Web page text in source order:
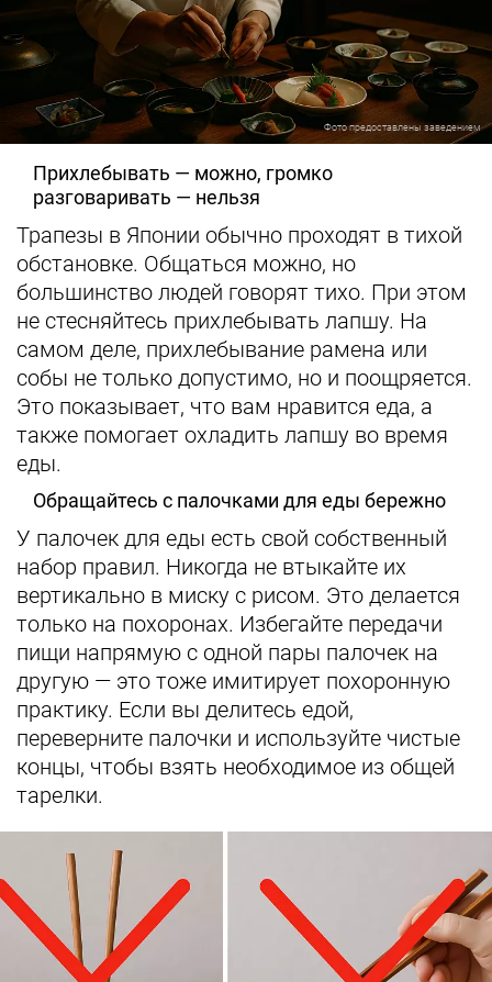
Фото предоставлены заведением
Прихлебывать — можно, громко
разговаривать — нельзя
Трапезы в Японии обычно проходят в тихой
обстановке. Общаться можно, но
большинство людей говорят тихо. При этом
не стесняйтесь прихлебывать лапшу. На
самом деле, прихлебывание рамена или
собы не только допустимо, но и поощряется.
Это показывает, что вам нравится еда, а
также помогает охладить лапшу во время
еды.
Обращайтесь с палочками для еды бережно
У палочек для еды есть свой собственный
набор правил. Никогда не втыкайте их
вертикально в миску с рисом. Это делается
только на похоронах. Избегайте передачи
пищи напрямую с одной пары палочек на
другую — это тоже имитирует похоронную
практику. Если вы делитесь едой,
переверните палочки и используйте чистые
концы, чтобы взять необходимое из общей
тарелки.